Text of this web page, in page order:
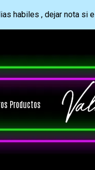
habiles , dejar nota si
Productos